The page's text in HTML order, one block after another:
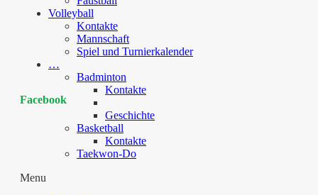
Volleyball
Kontakte
Mannschaft
Spiel und Turnierkalender
…
Badminton
Kontakte
Geschichte
Basketball
Kontakte
Taekwon-Do
Menu
Facebook